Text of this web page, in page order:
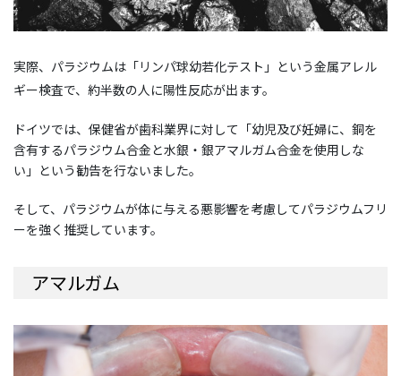
実際、パラジウムは「リンパ球幼若化テスト」という金属アレル
ギー検査で、約半数の人に陽性反応が出ます。
ドイツでは、保健省が歯科業界に対して「幼児及び妊婦に、銅を
含有するパラジウム合金と水銀・銀アマルガム合金を使用しな
い」という勧告を行ないました。
そして、パラジウムが体に与える悪影響を考慮してパラジウムフリ
ーを強く推奨しています。
アマルガム